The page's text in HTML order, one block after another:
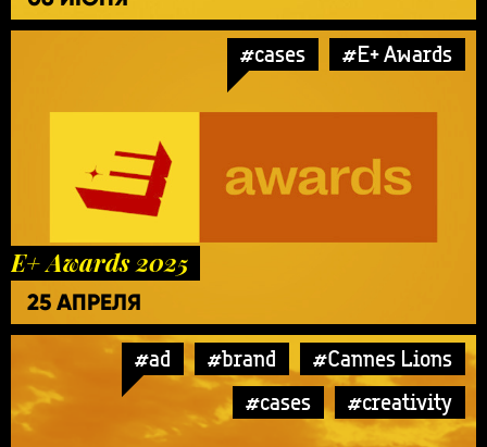
#cases #E+ Awards
E+ Awards 2025
25 АПРЕЛЯ
#ad #brand
#Cannes Lions
#cases
#creativity